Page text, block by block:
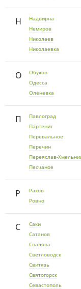
Н
Надвирна
Немиров
Николаев
Николаевка
О
Обухов
Одесса
Оленевка
П
Павлоград
Партенит
Перевальное
Перечин
Переяслав-
Песчаное
Р
Рахов
Ровно
С
Саки
Сатанов
Свалява
Светловодск
Свитязь
Святогорск
Севастополь